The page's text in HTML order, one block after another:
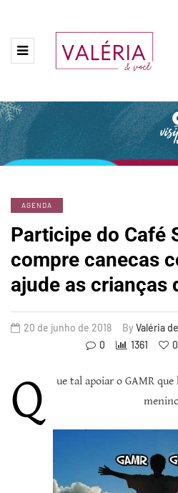
AGENDA
Participe do Café
compre canecas
ajude as crianças
20 de junho de 2018 By Valéria
0
1361 0
Q
ue tal apoiar o GAMR que